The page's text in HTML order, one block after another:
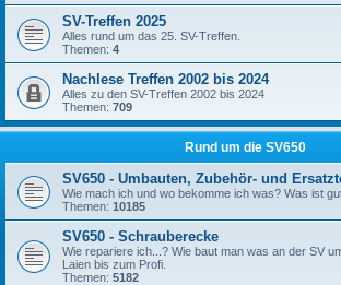
SV-Treffen 2025
Alles rund um das 25. SV-Treffen.
Themen: 4
Nachlese Treffen 2002 bis 2024
Alles zu den SV-Treffen 2002 bis 2024
Themen: 709
Rund um die SV650
SV650 - Umbauten, Zubehör- und
Wie mach ich und wo bekomme ich was? Was ist
Themen: 10185
SV650 - Schrauberecke
Wie repariere ich...? Wie baut man was an der SV
Laien bis zum Profi.
Themen: 5182